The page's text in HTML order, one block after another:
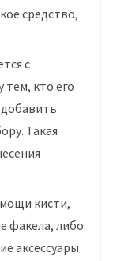
средство,
с
кто его
добавить
Такая
кисти,
факела, либо
аксессуары